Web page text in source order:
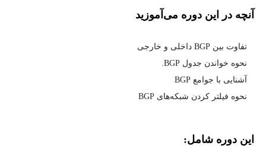
آنچه در این دوره می‌آموزید
تفاوت بین BGP داخلی و خارجی
نحوه خواندن جدول BGP.
آشنایی با جوامع BGP
نحوه فیلتر کردن شبکه‌های BGP
این دوره شامل: